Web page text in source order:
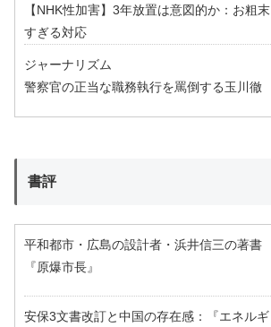
【NHK性加害】3年放置は意図的か：お粗末
すぎる対応
ジャーナリズム
警察官の正当な職務執行を罵倒する玉川徹
書評
平和都市・広島の設計者・浜井信三の著書
『原爆市長』
安保3文書改訂と中国の存在感：『エネルギ